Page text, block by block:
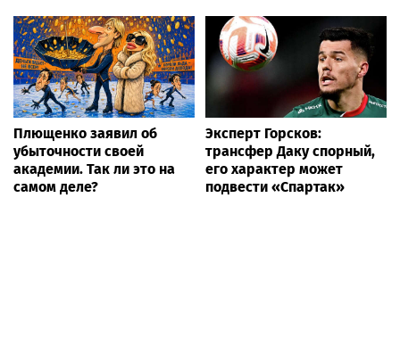
Плющенко заявил об
убыточности своей
академии. Так ли это на
самом деле?
Эксперт Горсков:
трансфер Даку спорный,
его характер может
подвести «Спартак»